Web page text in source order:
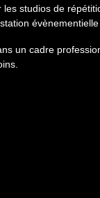
les studios de
un cadre